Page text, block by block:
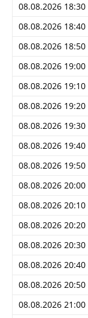
08.08.2026 18:30
08.08.2026 18:40
08.08.2026 18:50
08.08.2026 19:00
08.08.2026 19:10
08.08.2026 19:20
08.08.2026 19:30
08.08.2026 19:40
08.08.2026 19:50
08.08.2026 20:00
08.08.2026 20:10
08.08.2026 20:20
08.08.2026 20:30
08.08.2026 20:40
08.08.2026 20:50
08.08.2026 21:00